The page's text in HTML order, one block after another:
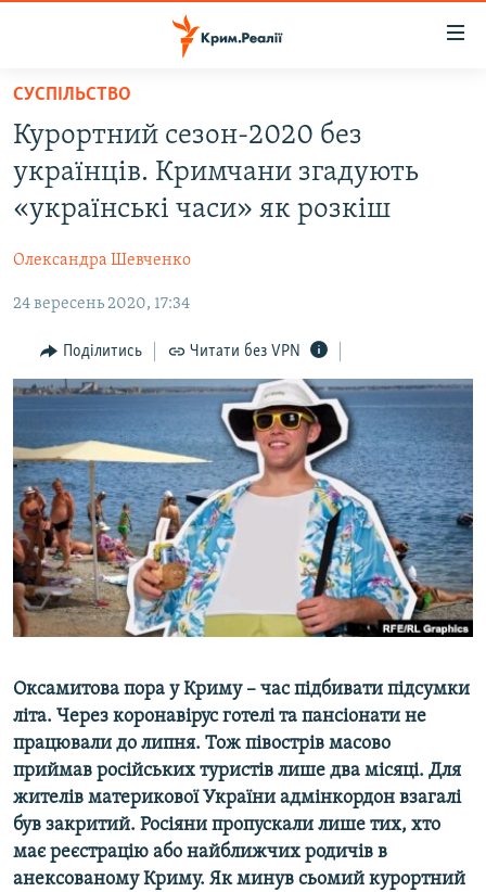
Перейти
основного
матеріалу
Перейти
до
основної
Перейти
пошуку
ВОДА.КРИМ
ВІДЕО ТА ФОТО
БЛОГИ
ПОГЛЯД
ІНТЕРВ'Ю
ВСЕ ЗА ДЕНЬ
СПЕЦПРОЕКТИ
ДЕПОРТАЦІЯ
ВІДЕОУРОКИ «ELIFBE»
СВІДЧЕННЯ ОКУПАЦІЇ
УКРАЇНСЬКА ПРОБЛЕМА КРИМУ
ІНФОГРАФІКА
ЯК ОБІЙТИ БЛОКУВАННЯ
Русский
Qırımtatar
ДОЛУЧАЙСЯ!
Усі сайти RFE/RL
СУСПІЛЬСТВО
Курортний сезон-2020 без
українців. Кримчани згадують
«українські часи» як розкіш
Олександра Шевченко
24 вересень 2020, 17:34
Поділитись Читати без VPN
Оксамитова пора у Криму – час підбивати підсумки
літа. Через коронавірус готелі та пансіонати не
працювали до липня. Тож півострів масово
приймав російських туристів лише два місяці. Для
жителів материкової України адмінкордон взагалі
був закритий. Росіяни пропускали лише тих, хто
має реєстрацію або найближчих родичів в
анексованому Криму. Як минув сьомий курортний